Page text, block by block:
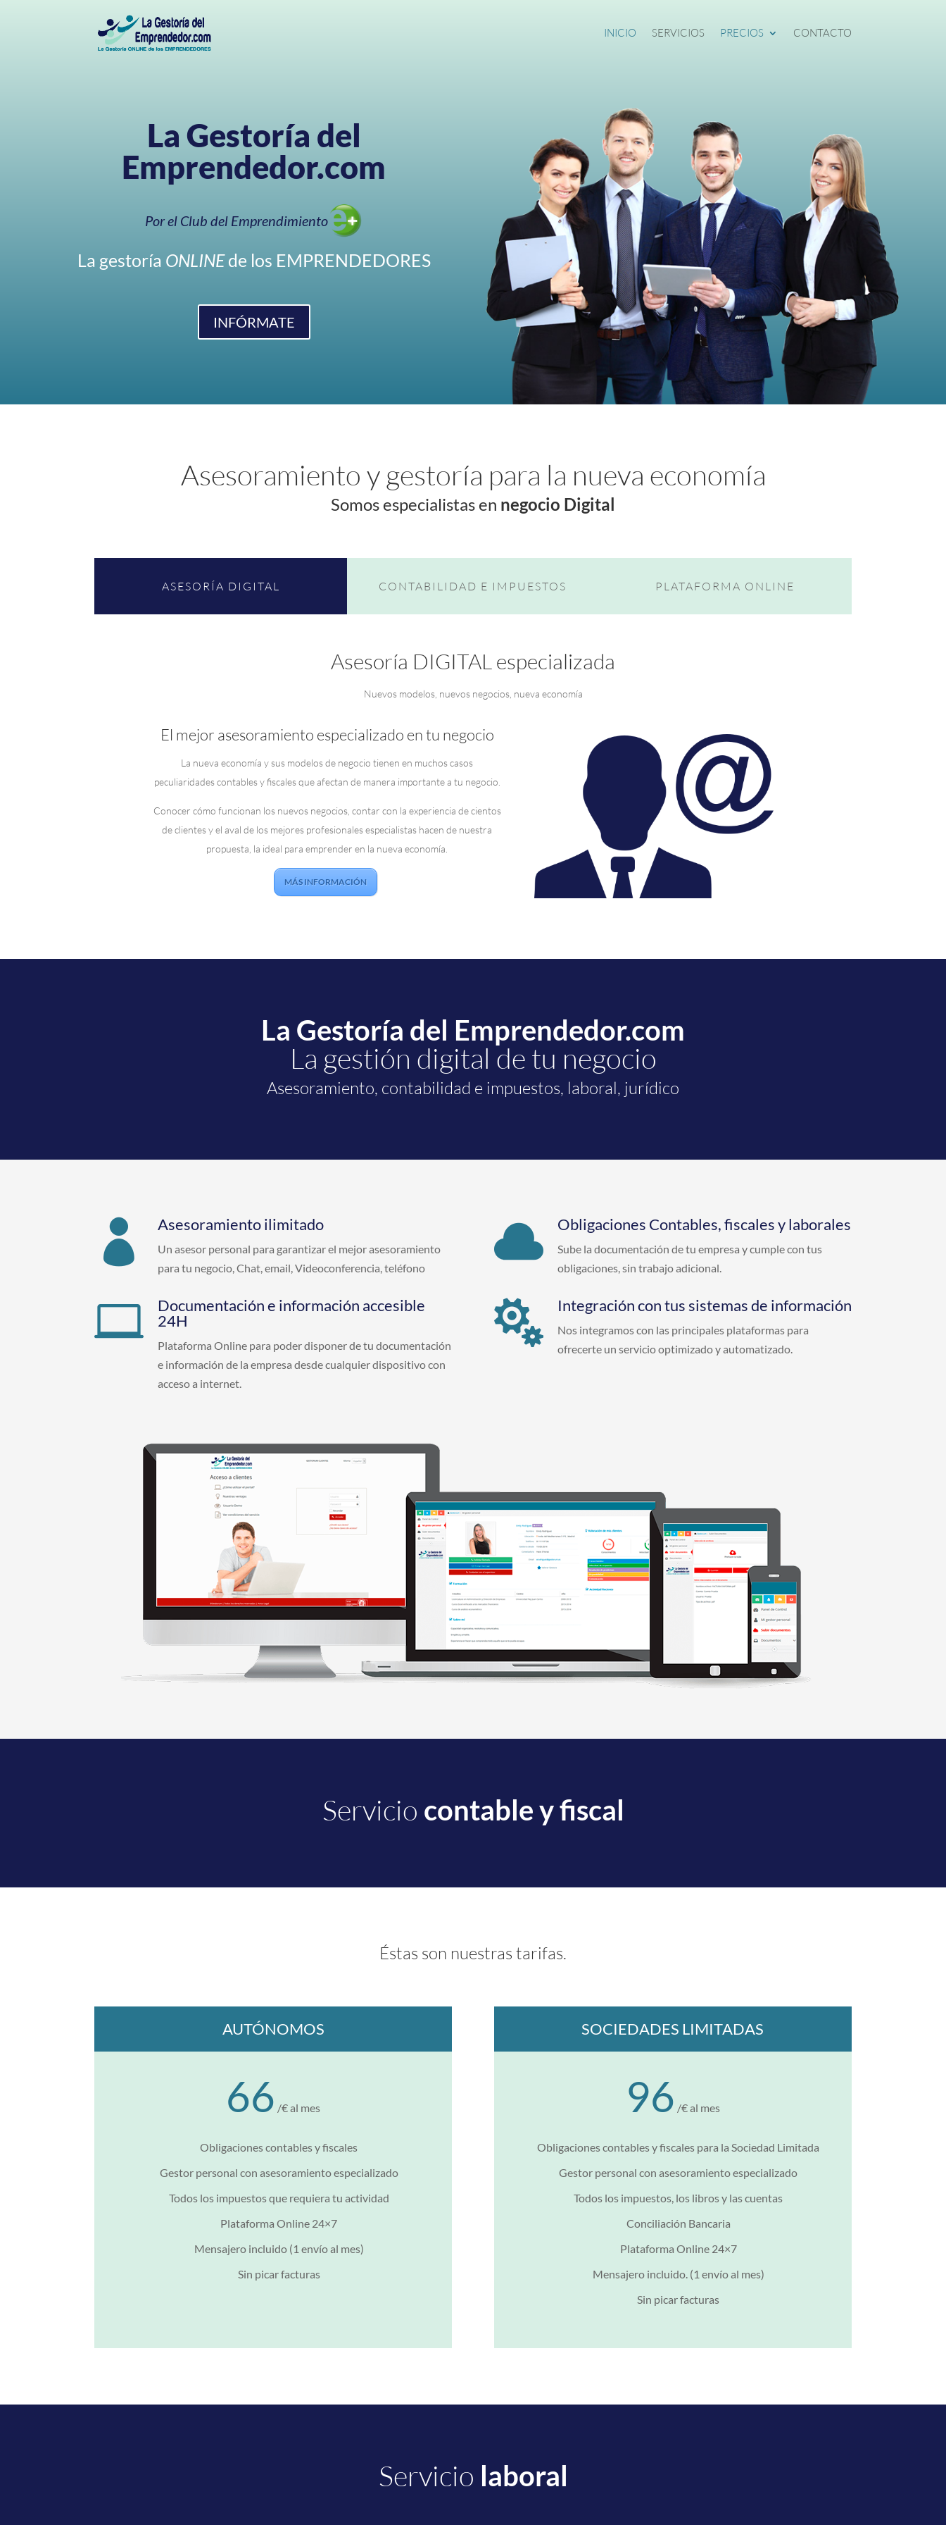
INICIO SERVICIOS PRECIOS CONTACTO
La Gestoría del
Emprendedor.com
Por el Club del Emprendimiento
La gestoría ONLINEde los EMPRENDEDORES
INFÓRMATE
Asesoramiento y gestoría para la nueva economía
Somos especialistas en negocio Digital
ASESORÍA DIGITAL CONTABILIDAD E IMPUESTOS PLATAFORMA ONLINE
Asesoría DIGITAL especializada
Nuevos modelos, nuevos negocios, nueva economía
El mejor asesoramiento especializado en tu negocio
La nueva economía y sus modelos de negocio tienen en muchos casos
peculiaridades contables y fiscales que afectan de manera importante a tu negocio.
Conocer cómo funcionan los nuevos negocios, contar con la experiencia de cientos
de clientes y el aval de los mejores profesionales especialistas hacen de nuestra
propuesta, la ideal para emprender en la nueva economía.
MÁS INFORMACIÓN
La Gestoría del Emprendedor.com
La gestión digital de tu negocio
Asesoramiento, contabilidad e impuestos, laboral, jurídico
 Asesoramiento ilimitado
Un asesor personal para garantizar el mejor asesoramiento
para tu negocio, Chat, email, Videoconferencia, teléfono

Documentación e información accesible
24H
Plataforma Online para poder disponer de tu documentación
e información de la empresa desde cualquier dispositivo con
acceso a internet.
 Obligaciones Contables, fiscales y laborales
Sube la documentación de tu empresa y cumple con tus
obligaciones, sin trabajo adicional.
 Integración con tus sistemas de información
Nos integramos con las principales plataformas para
ofrecerte un servicio optimizado y automatizado.
Servicio contable y fiscal
Éstas son nuestras tarifas.
AUTÓNOMOS
66 /€ al mes
Obligaciones contables y fiscales
Gestor personal con asesoramiento especializado
Todos los impuestos que requiera tu actividad
Plataforma Online 24×7
Mensajero incluido (1 envío al mes)
Sin picar facturas
SOCIEDADES LIMITADAS
96 /€ al mes
Obligaciones contables y fiscales para la Sociedad Limitada
Gestor personal con asesoramiento especializado
Todos los impuestos, los libros y las cuentas
Conciliación Bancaria
Plataforma Online 24×7
Mensajero incluido. (1 envío al mes)
Sin picar facturas
Servicio laboral